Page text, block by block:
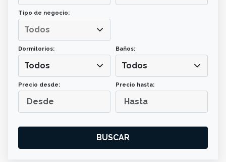
Tipo de negocio:
Dormitorios:
Todos
Baños:
Todos
Precio desde: Precio hasta:
BUSCAR